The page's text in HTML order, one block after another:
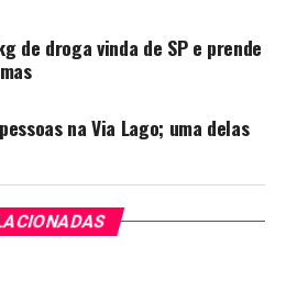
de droga vinda de SP e prende
na Via Lago; uma delas